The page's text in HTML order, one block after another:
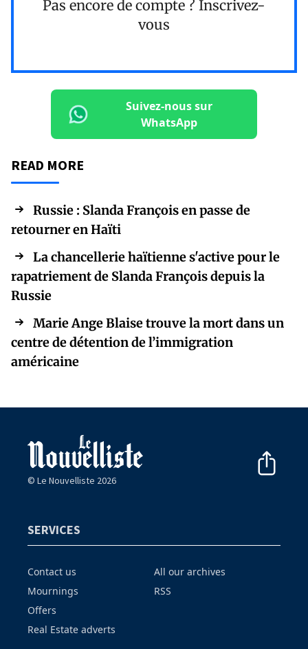
Pas encore de compte ? Inscrivez-
vous
Suivez-nous sur
WhatsApp
READ MORE
Russie : Slanda François en passe de
retourner en Haïti
La chancellerie haïtienne s'active pour le
rapatriement de Slanda François depuis la
Russie
Marie Ange Blaise trouve la mort dans un
centre de détention de l’immigration
américaine
© Le Nouvelliste 2026
SERVICES
Contact us
Mournings
Offers
Real Estate adverts
All our archives
RSS